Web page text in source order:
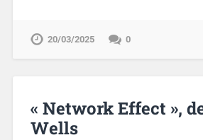
20/03/2025 0
« Network Effect »,
Wells